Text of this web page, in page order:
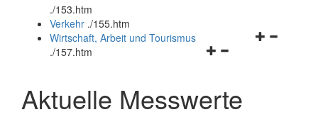
und
schließen
./153.htm
Verkehr ./155.htm
Navigationsmenü
schließen
Wirtschaft, Arbeit und Tourismus
./157.htm
Aktuelle Messwerte